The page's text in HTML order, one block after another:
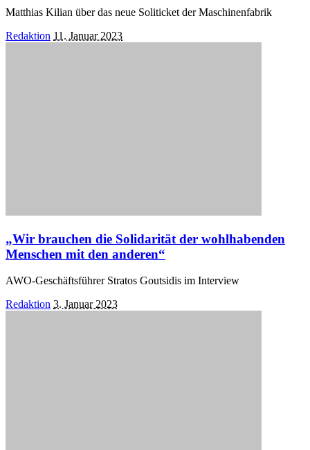
Matthias Kilian über das neue Soliticket der Maschinenfabrik
Posted
Redaktion 11. Januar 2023
„Wir brauchen die Solidarität der wohlhabenden
Menschen mit den anderen“
AWO-Geschäftsführer Stratos Goutsidis im Interview
Posted
Redaktion 3. Januar 2023